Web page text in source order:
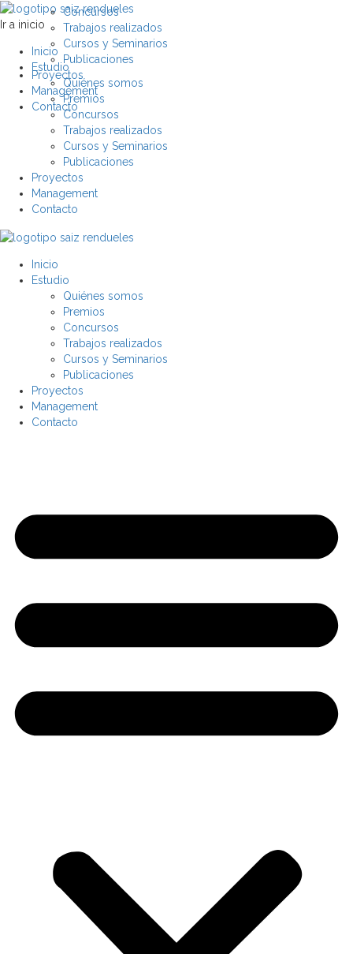
Ir a inicio
Inicio
Estudio
Quiénes somos
Premios
Concursos
Trabajos realizados
Cursos y Seminarios
Publicaciones
Proyectos
Management
Contacto
Concursos
Trabajos realizados
Cursos y Seminarios
Publicaciones
Proyectos
Management
Contacto
Inicio
Estudio
Quiénes somos
Premios
Concursos
Trabajos realizados
Cursos y Seminarios
Publicaciones
Proyectos
Management
Contacto